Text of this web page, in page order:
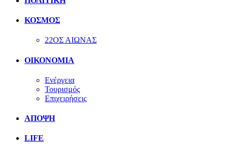
ΚΟΣΜΟΣ
22ΟΣ ΑΙΩΝΑΣ
ΟΙΚΟΝΟΜΙΑ
Ενέργεια
Τουρισμός
Επιχειρήσεις
ΑΠΟΨΗ
LIFE